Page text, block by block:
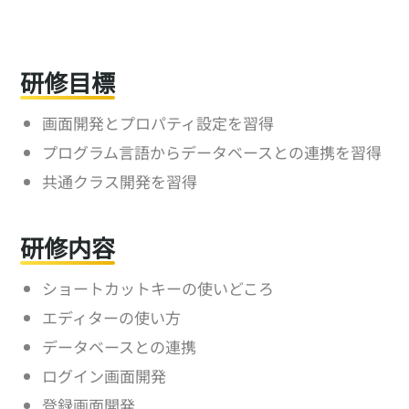
研修目標
画面開発とプロパティ設定を習得
プログラム言語からデータベースとの連携を習得
共通クラス開発を習得
研修内容
ショートカットキーの使いどころ
エディターの使い方
データベースとの連携
ログイン画面開発